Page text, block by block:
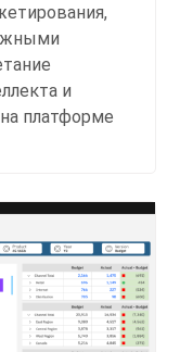
и
платформе